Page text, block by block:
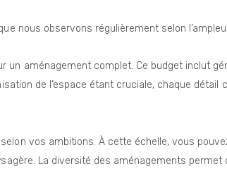
nous observons régulièrement selon
aménagement complet. Ce budget inclut
de l’espace étant cruciale, chaque détail
vos ambitions. À cette échelle, vous
La diversité des aménagements permet